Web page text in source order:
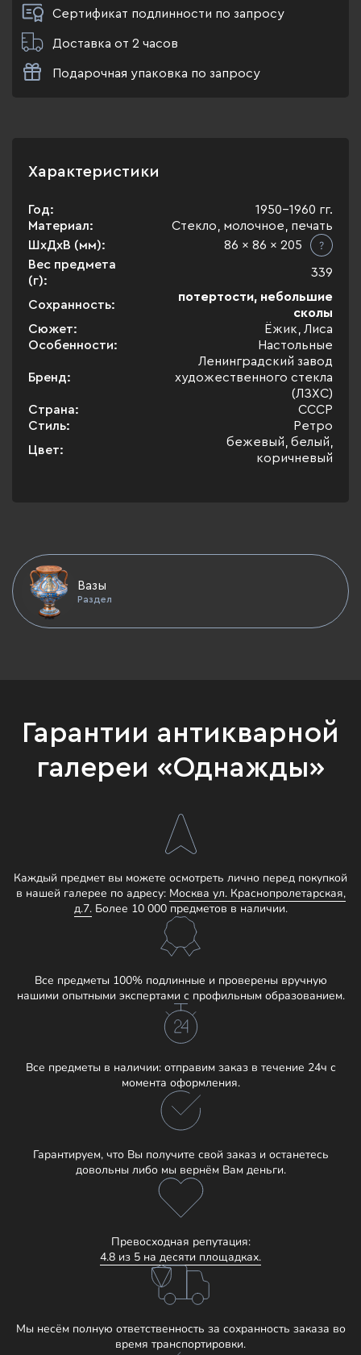
Сертификат подлинности по запросу
Доставка от 2 часов
Подарочная упаковка по запросу
Характеристики
Год:
1950-1960 гг.
Материал:
Стекло, молочное, печать
ШхДхВ (мм):
86 x 86 x 205
Вес предмета
(г):
339
Сохранность:
потертости, небольшие
сколы
Сюжет:
Ёжик, Лиса
Особенности:
Настольные
Бренд:
Ленинградский завод
художественного стекла
(ЛЗХС)
Страна:
СССР
Стиль:
Ретро
Цвет:
бежевый, белый,
коричневый
Вазы
Раздел
Гарантии антикварной
галереи «Однажды»
Каждый предмет вы можете осмотреть лично перед покупкой
в нашей галерее по адресу: Москва ул. Краснопролетарская,
д.7.Более 10 000 предметов в наличии.
Все предметы 100% подлинные и проверены вручную
нашими опытными экспертами с профильным образованием.
Все предметы в наличии: отправим заказ в течение 24ч с
момента оформления.
Гарантируем, что Вы получите свой заказ и останетесь
довольны либо мы вернём Вам деньги.
Превосходная репутация:
4.8 из 5 на десяти площадках.
Мы несём полную ответственность за сохранность заказа во
время транспортировки.